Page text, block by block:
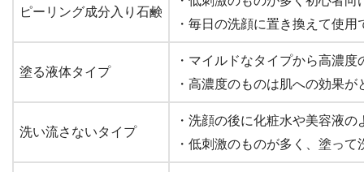
ピーリング成分入り石鹸
・毎日の洗顔に置き換えて使
塗る液体タイプ
・マイルドなタイプから高濃
・高濃度のものは肌への効果
洗い流さないタイプ
・洗顔の後に化粧水や美容液
・低刺激のものが多く、塗っ